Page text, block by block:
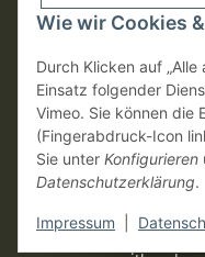
Wie wir Cookies
Durch Klicken auf
Einsatz folgender
Vimeo. Sie können die
(Fingerabdruck-Icon
Sie unter Konfigurieren
Datenschutzerklärung.
Impressum* Alle Preise inkl.